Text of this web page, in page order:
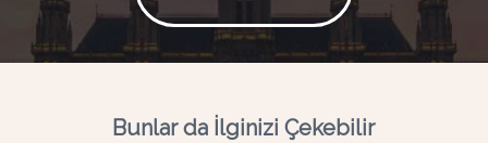
Bunlar da İlginizi Çekebilir